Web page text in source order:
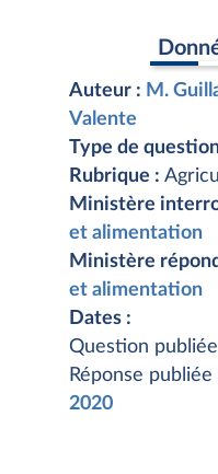
Auteur : M.
Valente
Type de
Rubrique :
Ministère
et alimentation
Ministère
et alimentation
Dates :
Question
Réponse publiée
2020